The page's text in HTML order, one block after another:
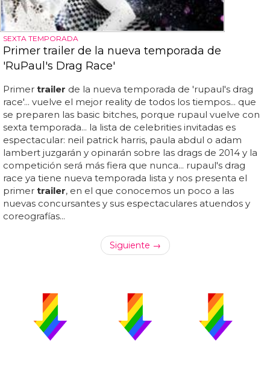
SEXTA TEMPORADA
Primer trailer de la nueva temporada de
'RuPaul's Drag Race'
Primer trailer de la nueva temporada de 'rupaul's drag
race'... vuelve el mejor reality de todos los tiempos... que
se preparen las basic bitches, porque rupaul vuelve con
sexta temporada... la lista de celebrities invitadas es
espectacular: neil patrick harris, paula abdul o adam
lambert juzgarán y opinarán sobre las drags de 2014 y la
competición será más fiera que nunca... rupaul's drag
race ya tiene nueva temporada lista y nos presenta el
primer trailer, en el que conocemos un poco a las
nuevas concursantes y sus espectaculares atuendos y
coreografías...
Siguiente →